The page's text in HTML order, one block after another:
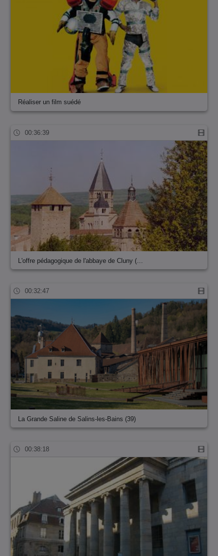
Réaliser un film suédé
00:36:39
L'offre pédagogique de l'abbaye de Cluny (…
00:32:47
La Grande Saline de Salins-les-Bains (39)
00:38:18